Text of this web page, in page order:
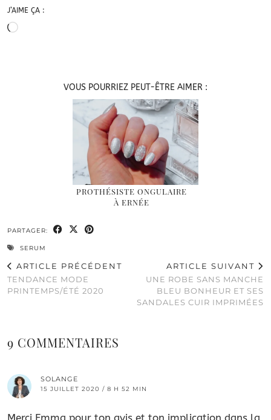
J’AIME ÇA :
Chargement…
VOUS POURRIEZ PEUT-ÊTRE AIMER :
PROTHÉSISTE ONGULAIRE
À ERNÉE
PARTAGER:
SERUM
ARTICLE PRÉCÉDENT
TENDANCE MODE
PRINTEMPS/ÉTÉ 2020
ARTICLE SUIVANT
UNE ROBE SANS MANCHE
BLEU BONHEUR ET SES
SANDALES CUIR IMPRIMÉES
9 COMMENTAIRES
SOLANGE
15 JUILLET 2020 / 8 H 52 MIN
Merci Emma pour ton avis et ton implication dans la